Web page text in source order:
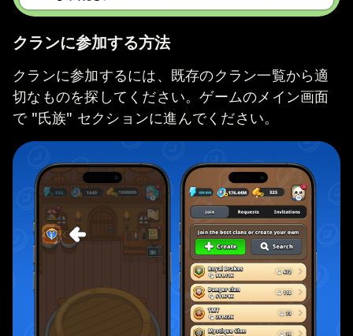
クランに参加する方法
クランに参加するには、既存のクラン一覧から適
切なものを探してください。ゲームのメイン画面
で "氏族" セクションに進んでください。